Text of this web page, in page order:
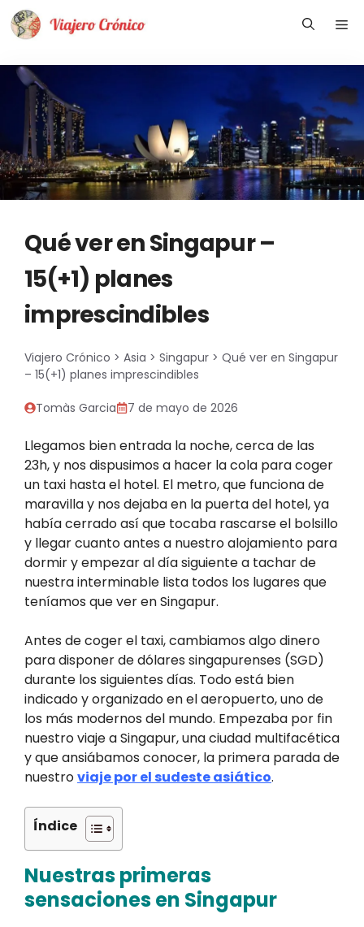
Saltar
Qué ver en Singapur –
15(+1) planes
imprescindibles
Viajero Crónico > Asia > Singapur > Qué ver en Singapur
– 15(+1) planes imprescindibles
Tomàs Garcia 7 de mayo de 2026
Llegamos bien entrada la noche, cerca de las
23h, y nos dispusimos a hacer la cola para coger
un taxi hasta el hotel. El metro, que funciona de
maravilla y nos dejaba en la puerta del hotel, ya
había cerrado así que tocaba rascarse el bolsillo
y llegar cuanto antes a nuestro alojamiento para
dormir y empezar al día siguiente a tachar de
nuestra interminable lista todos los lugares que
teníamos que ver en Singapur.
Antes de coger el taxi, cambiamos algo dinero
para disponer de dólares singapurenses (SGD)
durante los siguientes días. Todo está bien
indicado y organizado en el aeropuerto, uno de
los más modernos del mundo. Empezaba por fin
nuestro viaje a Singapur, una ciudad multifacética
y que ansiábamos conocer, la primera parada de
nuestroviaje por el sudeste asiático.
Índice
Nuestras primeras
sensaciones en Singapur